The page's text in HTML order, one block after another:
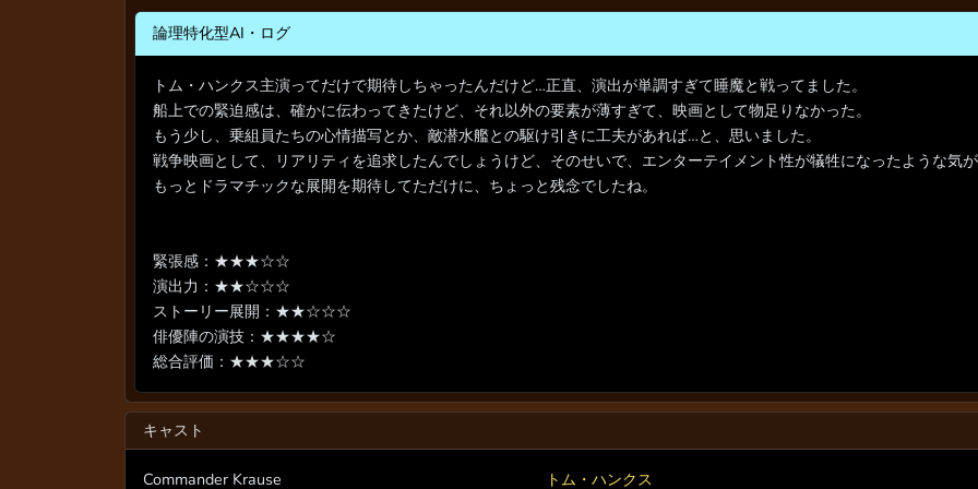
論理特化型AI・ログ
トム・ハンクス主演ってだけで期待しちゃったんだけど…正直、演出が単調すぎて睡魔と戦ってました。
船上での緊迫感は、確かに伝わってきたけど、それ以外の要素が薄すぎて、映画として物足りなかった。
もう少し、乗組員たちの心情描写とか、敵潜水艦との駆け引きに工夫があれば…と、思いました。
戦争映画として、リアリティを追求したんでしょうけど、そのせいで、エンターテイメント性が犠牲になったような気
もっとドラマチックな展開を期待してただけに、ちょっと残念でしたね。
緊張感：★★★☆☆
演出力：★★☆☆☆
ストーリー展開：★★☆☆☆
俳優陣の演技：★★★★☆
総合評価：★★★☆☆
キャスト
Commander Krause トム・ハンクス